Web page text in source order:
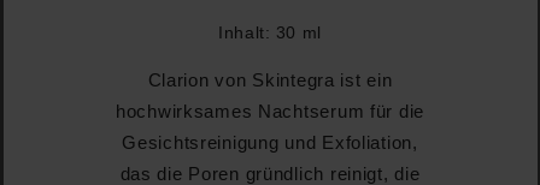
Inhalt: 30 ml
Clarion von Skintegra ist ein
hochwirksames Nachtserum für die
Gesichtsreinigung und Exfoliation,
das die Poren gründlich reinigt, die